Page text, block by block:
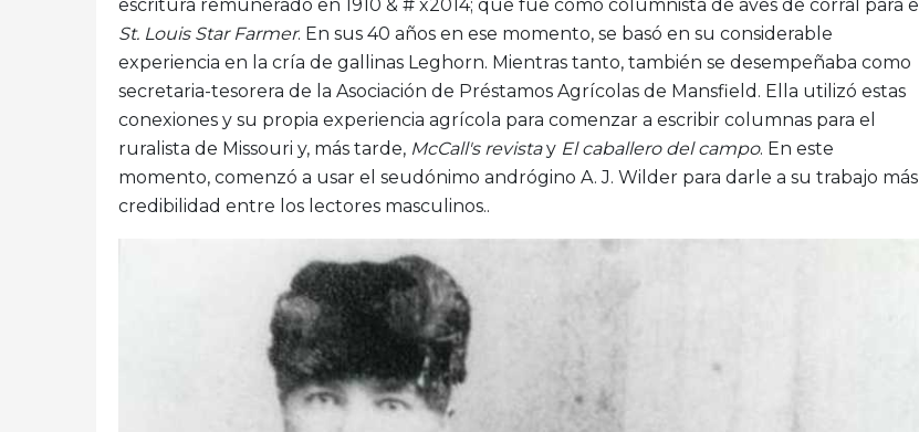
escritura remunerado en 1910 & # x2014; que fue como columnista de aves de corral para el
St. Louis Star Farmer. En sus 40 años en ese momento, se basó en su considerable
experiencia en la cría de gallinas Leghorn. Mientras tanto, también se desempeñaba como
secretaria-tesorera de la Asociación de Préstamos Agrícolas de Mansfield. Ella utilizó estas
conexiones y su propia experiencia agrícola para comenzar a escribir columnas para el
ruralista de Missouri y, más tarde, McCall's revistay El caballero del campo. En este
momento, comenzó a usar el seudónimo andrógino A. J. Wilder para darle a su trabajo más
credibilidad entre los lectores masculinos..